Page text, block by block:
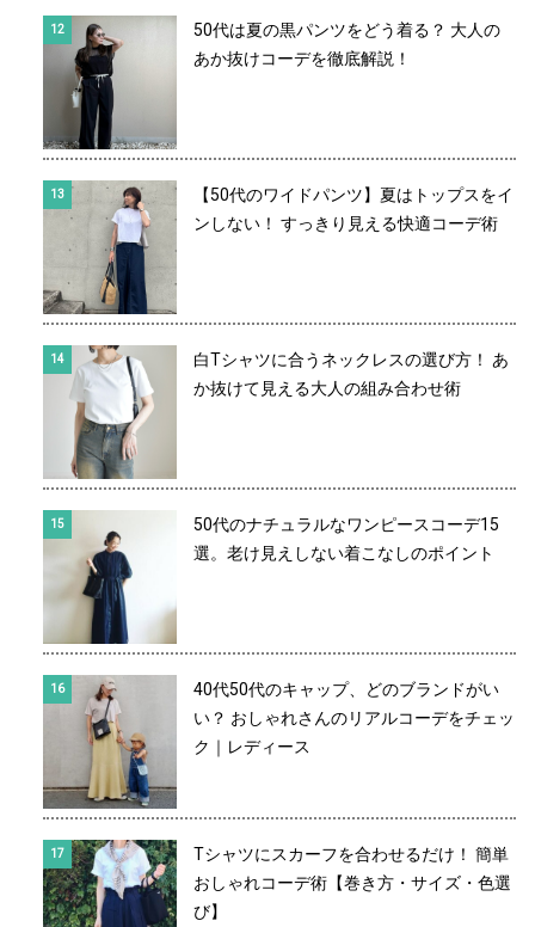
50代は夏の黒パンツをどう着る？ 大人の
あか抜けコーデを徹底解説！
【50代のワイドパンツ】夏はトップスをイ
ンしない！ すっきり見える快適コーデ術
白Tシャツに合うネックレスの選び方！ あ
か抜けて見える大人の組み合わせ術
50代のナチュラルなワンピースコーデ15
選。老け見えしない着こなしのポイント
40代50代のキャップ、どのブランドがい
い？ おしゃれさんのリアルコーデをチェッ
ク｜レディース
Tシャツにスカーフを合わせるだけ！ 簡単
おしゃれコーデ術【巻き方・サイズ・色選
び】